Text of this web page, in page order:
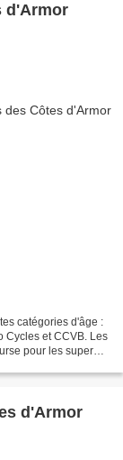
d'Armor
catégories d'âge :
Cycles et CCVB. Les
pour les supers
d'Armor